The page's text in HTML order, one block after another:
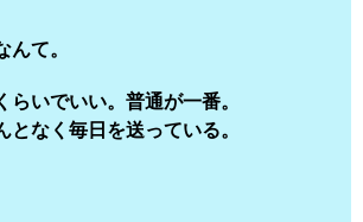
んて。
らいでいい。普通が一番。
となく毎日を送っている。